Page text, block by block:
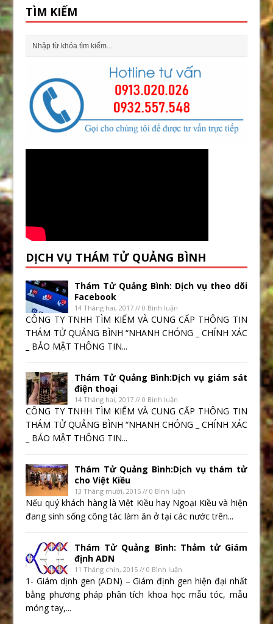
TÌM KIẾM
DỊCH VỤ THÁM TỬ QUẢNG BÌNH
Thám Tử Quảng Bình: Dịch vụ theo dõi
Facebook
14 Tháng hai, 2017 // 0 Bình luận
CÔNG TY TNHH TÌM KIẾM VÀ CUNG CẤP THÔNG TIN
THÁM TỬ QUẢNG BÌNH “NHANH CHÓNG _ CHÍNH XÁC
_ BẢO MẬT THÔNG TIN...
Thám Tử Quảng Bình:Dịch vụ giám sát
điện thoại
14 Tháng hai, 2017 // 0 Bình luận
CÔNG TY TNHH TÌM KIẾM VÀ CUNG CẤP THÔNG TIN
THÁM TỬ QUẢNG BÌNH “NHANH CHÓNG _ CHÍNH XÁC
_ BẢO MẬT THÔNG TIN...
Thám Tử Quảng Bình:Dịch vụ thám tử
cho Việt Kiều
13 Tháng mười, 2015 // 0 Bình luận
Nếu quý khách hàng là Việt Kiều hay Ngoại Kiều và hiện
đang sinh sống công tác làm ăn ở tại các nước trên...
Thám Tử Quảng Bình: Thảm tử Giám
định ADN
11 Tháng chín, 2015 // 0 Bình luận
1- Giám dịnh gen (ADN) – Giám định gen hiện đại nhất
bằng phương pháp phân tích khoa học mẫu tóc, mẫu
móng tay,...